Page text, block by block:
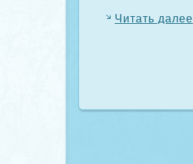
Читать далее